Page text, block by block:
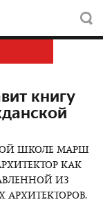
книгу
ШКОЛЕ МАРШ
КАК
ИЗ